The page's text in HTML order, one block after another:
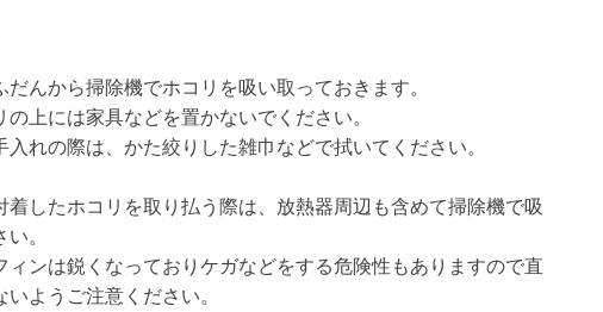
だんから掃除機でホコリを吸い取っておきます。
の上には家具などを置かないでください。
入れの際は、かた絞りした雑巾などで拭いてください。
着したホコリを取り払う際は、放熱器周辺も含めて掃除機で吸
。
ィンは鋭くなっておりケガなどをする危険性もありますので直
ようご注意ください。